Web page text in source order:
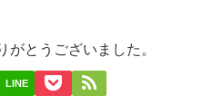
とうございました。
LINE